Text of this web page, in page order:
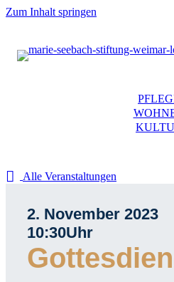
Zum Inhalt springen
Alle Veranstaltungen
2. November 2023
10:30Uhr